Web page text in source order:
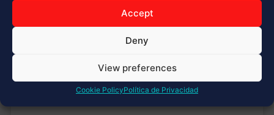
Accept
Deny
View preferences
Cookie PolicyPolítica de Privacidad
automotriz, la confianza y la seguridad son
contar con certificaciones reconocidas a nivel